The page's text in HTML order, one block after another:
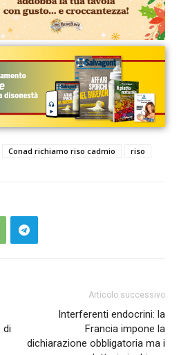
Conad richiamo riso cadmio riso
di
Articolo successivo
Interferenti endocrini: la
Francia impone la
dichiarazione obbligatoria ma i